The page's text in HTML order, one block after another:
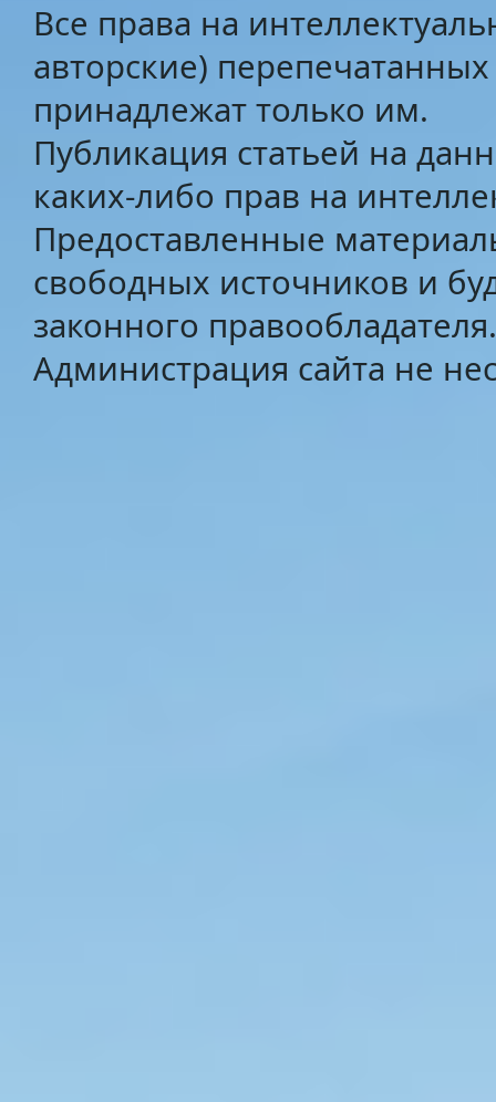
Все права на
авторские)
принадлежат только им.
Публикация статьей на
каких-либо прав на
Предоставленные
свободных источников и
законного правообладателя.
Администрация сайта не